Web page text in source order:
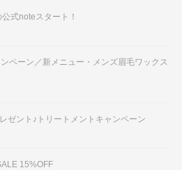
式noteスタート！
ンペーン／新メニュー・メンズ眉毛ワックス
ゼント♪トリートメントキャンペーン
15%OFF